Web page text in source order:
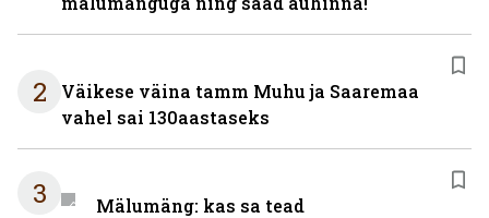
2
Väikese väina tamm Muhu ja Saaremaa
vahel sai 130aastaseks
3 Mälumäng: kas sa tead